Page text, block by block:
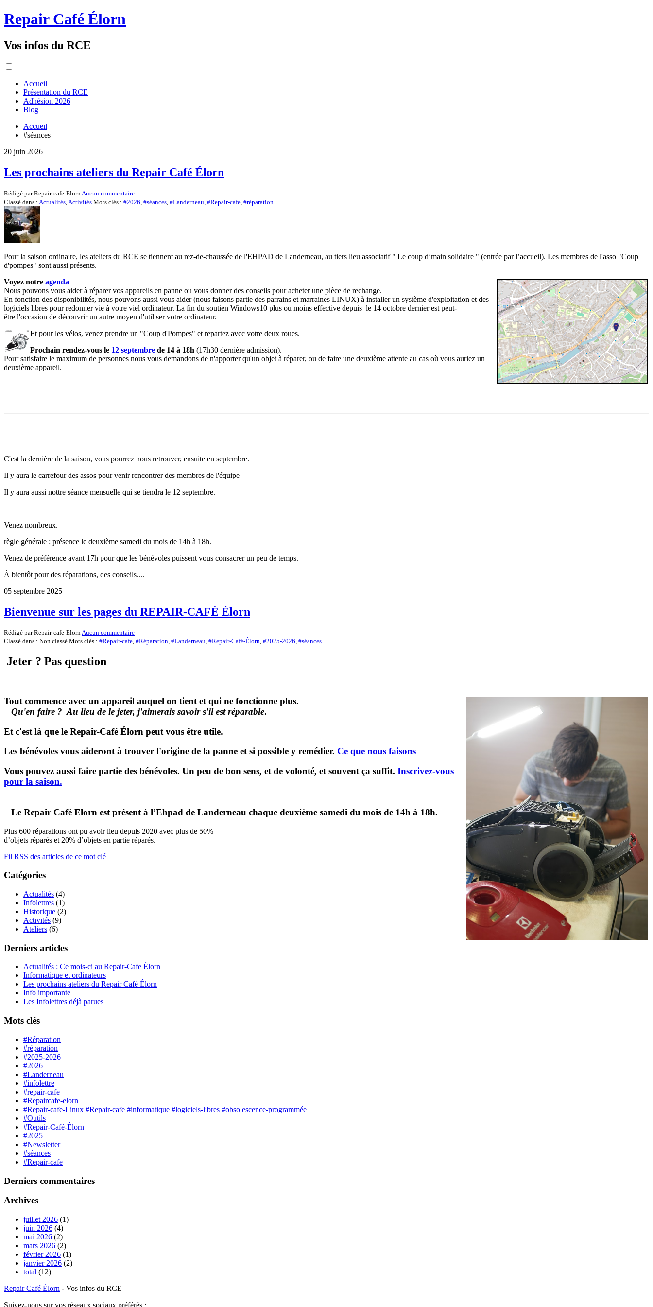
Repair Café Élorn
Vos infos du RCE
Accueil
Présentation du RCE
Adhésion 2026
Blog
Accueil
#séances
20 juin 2026
Les prochains ateliers du Repair Café Élorn
Rédigé par Repair-cafe-Elorn Aucun commentaire
Classé dans : Actualités Activités Mots clés : #2026 #séances #Landerneau #Repair-cafe #réparation
Pour la saison ordinaire, les ateliers du RCE se tiennent au rez-de-chaussée de l'EHPAD de Landerneau, au tiers lieu associatif " Le coup d’main solidaire " (entrée par l’accueil). Les membres de l'asso "Coup
d'pompes" sont aussi présents.
Voyez notre agenda
Nous pouvons vous aider à réparer vos appareils en panne ou vous donner des conseils pour acheter une pièce de rechange.
En fonction des disponibilités, nous pouvons aussi vous aider (nous faisons partie des parrains et marraines LINUX) à installer un système d'exploitation et des
logiciels libres pour redonner vie à votre viel ordinateur. La fin du soutien Windows10 plus ou moins effective depuis le 14 octobre dernier est peut-
être l'occasion de découvrir un autre moyen d'utiliser votre ordinateur.
Et pour les vélos, venez prendre un "Coup d'Pompes" et repartez avec votre deux roues.
Prochain rendez-vous le 12 septembre de 14 à 18h (17h30 dernière admission).
Pour satisfaire le maximum de personnes nous vous demandons de n'apporter qu'un objet à réparer, ou de faire une deuxième attente au cas où vous auriez un
deuxième appareil.
C'est la dernière de la saison, vous pourrez nous retrouver, ensuite en septembre.
Il y aura le carrefour des assos pour venir rencontrer des membres de l'équipe
Il y aura aussi nottre séance mensuelle qui se tiendra le 12 septembre.
Venez nombreux.
règle générale : présence le deuxième samedi du mois de 14h à 18h.
Venez de préférence avant 17h pour que les bénévoles puissent vous consacrer un peu de temps.
À bientôt pour des réparations, des conseils....
05 septembre 2025
Bienvenue sur les pages du REPAIR-CAFÉ Élorn
Rédigé par Repair-cafe-ElornAucun commentaire
Classé dans : Non classé Mots clés : #Repair-cafe, #Réparation, #Landerneau, #Repair-Café-Élorn, #2025-2026, #séances
Jeter ? Pas question
Tout commence avec un appareil auquel on tient et qui ne fonctionne plus.
Qu'en faire ? Au lieu de le jeter, j'aimerais savoir s'il est réparable.
Et c'est là que le Repair-Café Élorn peut vous être utile.
Les bénévoles vous aideront à trouver l'origine de la panne et si possible y remédier. Ce que nous faisons
Vous pouvez aussi faire partie des bénévoles. Un peu de bon sens, et de volonté, et souvent ça suffit. Inscrivez-vous
pour la saison.
Le Repair Café Elorn est présent à l’Ehpad de Landerneau chaque deuxième samedi du mois de 14h à 18h.
Plus 600 réparations ont pu avoir lieu depuis 2020 avec plus de 50%
d’objets réparés et 20% d’objets en partie réparés.
Fil RSS des articles de ce mot clé
Catégories
Actualités (4)
Infolettres (1)
Historique (2)
Activités (9)
Ateliers (6)
Derniers articles
Actualités : Ce mois-ci au Repair-Cafe Élorn
Informatique et ordinateurs
Les prochains ateliers du Repair Café Élorn
Info importante
Les Infolettres déjà parues
Mots clés
#Réparation
#réparation
#2025-2026
#2026
#Landerneau
#infolettre
#repair-cafe
#Repaircafe-elorn
#Repair-cafe-Linux #Repair-cafe #informatique #logiciels-libres #obsolescence-programmée
#Outils
#Repair-Café-Élorn
#2025
#Newsletter
#séances
#Repair-cafe
Derniers commentaires
Archives
juillet 2026 (1)
juin 2026 (4)
mai 2026 (2)
mars 2026 (2)
février 2026 (1)
janvier 2026 (2)
total (12)
Repair Café Élorn - Vos infos du RCE
Suivez-nous sur vos réseaux sociaux préférés :